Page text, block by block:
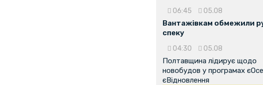
06:45 05.08
Вантажівкам обмежили
спеку
04:30 05.08
Полтавщина лідирує щодо
новобудов у програмах
єВідновлення